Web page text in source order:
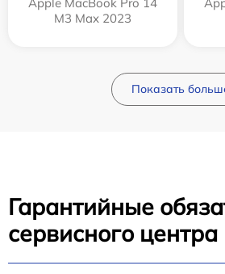
Apple MacBook Pro 14
M3 Max 2023
Показать
Гарантийные
сервисного